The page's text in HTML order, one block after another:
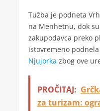
Tužba je podneta
na Menhetnu, dok
zakupodavca preko
istovremeno
Njujorka zbog ove
PROČITAJ:
za turizam: